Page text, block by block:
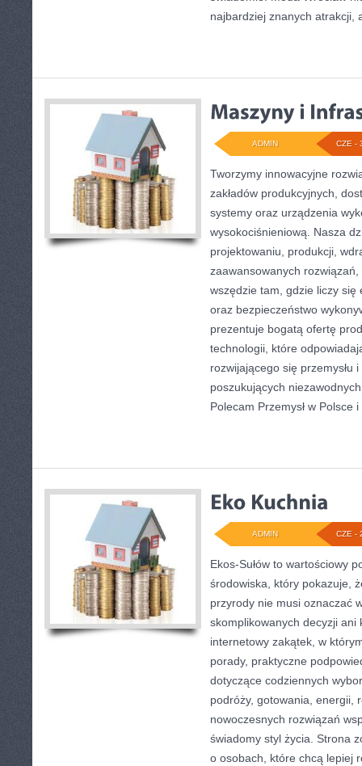
najbardziej znanych atrakcji,
CZE -
ADMIN
Tworzymy innowacyjne
zakładów produkcyjnych,
systemy oraz urządzenia
wysokociśnieniową. Nasza
projektowaniu, produkcji,
zaawansowanych
wszędzie tam, gdzie liczy się
oraz bezpieczeństwo
prezentuje bogatą ofertę
technologii, które
rozwijającego się przemysłu
poszukujących
Polecam Przemysł w Polsce i
CZE -
ADMIN
Ekos-Sułów to wartościowy
środowiska, który pokazuje,
przyrody nie musi oznaczać
skomplikowanych decyzji ani
internetowy zakątek, w
porady, praktyczne
dotyczące codziennych
podróży, gotowania, energii,
nowoczesnych rozwiązań
świadomy styl życia. Strona
o osobach, które chcą lepiej